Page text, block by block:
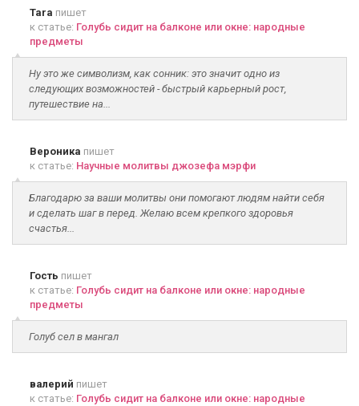
Tara пишет
к статье: Голубь сидит на балконе или окне: народные
предметы
Ну это же символизм, как сонник: это значит одно из
следующих возможностей - быстрый карьерный рост,
путешествие на...
Вероника пишет
к статье: Научные молитвы джозефа мэрфи
Благодарю за ваши молитвы они помогают людям найти себя
и сделать шаг в перед. Желаю всем крепкого здоровья
счастья...
Гость пишет
к статье: Голубь сидит на балконе или окне: народные
предметы
Голуб сел в мангал
валерий пишет
к статье: Голубь сидит на балконе или окне: народные